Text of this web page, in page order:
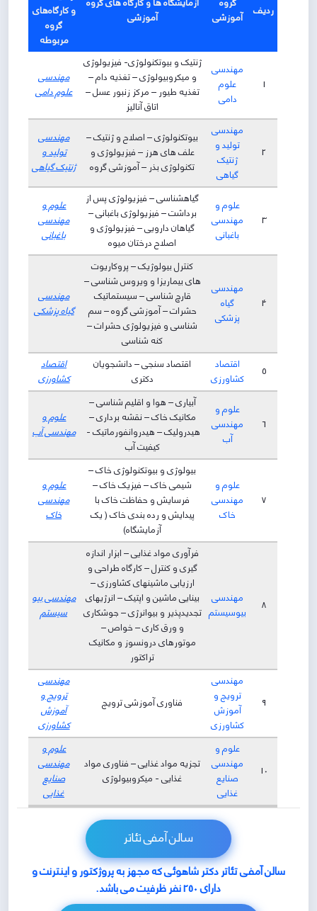
ردیف
آموزشی
آموزشی
و کارگاه‌های
گروه
مربوطه
1
مهندسی
علوم
دامی
ژنتیک و بیوتکنولوژی- فیزیولوژی
و میکروبیولوژی – تغذیه دام –
تغذیه طیور – مرکز زنبور عسل –
اتاق آنالیز
مهندسی
علوم دامی
2
مهندسی
تولید و
ژنتیک
گیاهی
بیوتکنولوژی – اصلاح و ژنتیک –
علف های هرز – فیزیولوژی و
تکنولوژی بذر – آموزشی گروه
مهندسی
تولید و
ژنتیک گیاهی
3
علوم و
مهندسی
باغبانی
گیاهشناسی – فیزیولوژی پس از
برداشت – فیزیولوژی باغبانی –
گیاهان دارویی – فیزیولوژی و
اصلاح درختان میوه
علوم و
مهندسی
باغبانی
4
مهندسی
گیاه
پزشکی
کنترل بیولوژیک – پروکاریوت
های بیماریزا و ویروس شناسی –
قارچ شناسی – سیستماتیک
حشرات – آموزشی گروه – سم
شناسی و فیزیولوژی حشرات –
کنه شناسی
مهندسی
گیاه پزشکی
5
اقتصاد
کشاورزی
اقتصاد سنجی – دانشجویان
دکتری
اقتصاد
کشاورزی
6
علوم و
مهندسی
آب
آبیاری – هوا و اقلیم شناسی –
مکانیک خاک – نقشه برداری –
هیدرولیک – هیدروانفورماتیک -
کیفیت آب
علوم و
مهندسی آب
7
علوم و
مهندسی
خاک
بیولوژی و بیوتکنولوژی خاک –
شیمی خاک – فیزیک خاک –
فرسایش و حفاظت خاک با
پیدایش و رده بندی خاک ( یک
آزمایشگاه)
علوم و
مهندسی
خاک
8
مهندسی
بیوسیستم
فرآوری مواد غذایی – ابزار اندازه
گیری و کنترل – کارگاه طراحی و
ارزیابی ماشینهای کشاورزی –
بینایی ماشین و اپتیک – انرژیهای
تجدیدپذیر و بیوانرژی – جوشکاری
و ورق کاری – خواص –
موتورهای درونسوز و مکانیک
تراکتور
مهندسی بیو
سیستم
9
مهندسی
ترویج و
آموزش
کشاورزی
فناوری آموزشی ترویج
مهندسی
ترویج و
آموزش
کشاورزی
10
علوم و
مهندسی
صنایع
غذایی
تجزیه مواد غذایی – فناوری مواد
غذایی - میکروبیولوژی
علوم و
مهندسی
صنایع
غذایی
سالن آمفی تئاتر
سالن آمفی تئاتر دکتر شاهوئی که مجهز به پروژکتور و اینترنت و
دارای 250 نفر ظرفیت می باشد.